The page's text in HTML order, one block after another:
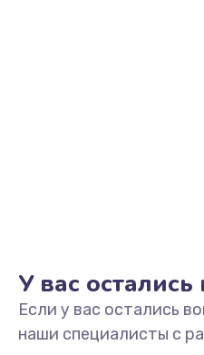
Не
У вас
Если у вас остались
наши специалисты с